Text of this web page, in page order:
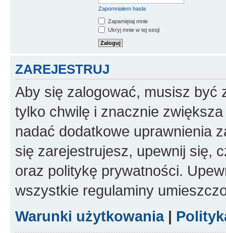
Zapomniałem hasła
Zapamiętaj mnie
Ukryj mnie w tej sesji
ZAREJESTRUJ
Aby się zalogować, musisz być
tylko chwilę i znacznie
nadać dodatkowe uprawnienia
się zarejestrujesz, upewnij się,
oraz politykę prywatności.
wszystkie regulaminy
Warunki użytkowania|